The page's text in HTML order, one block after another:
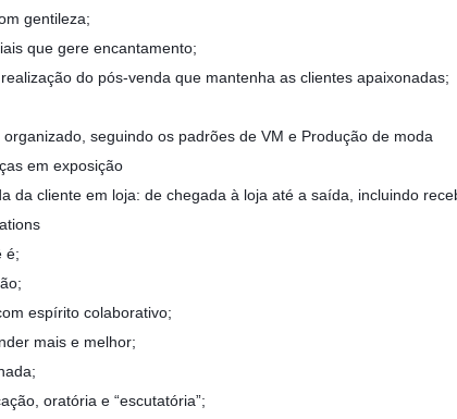
gentileza;
que gere encantamento;
do pós-venda que mantenha as clientes apaixonadas;
seguindo os padrões de VM e Produção de moda
em exposição
da cliente em loja: de chegada à loja até a saída, incluindo
é;
espírito colaborativo;
mais e melhor;
oratória e “escutatória”;